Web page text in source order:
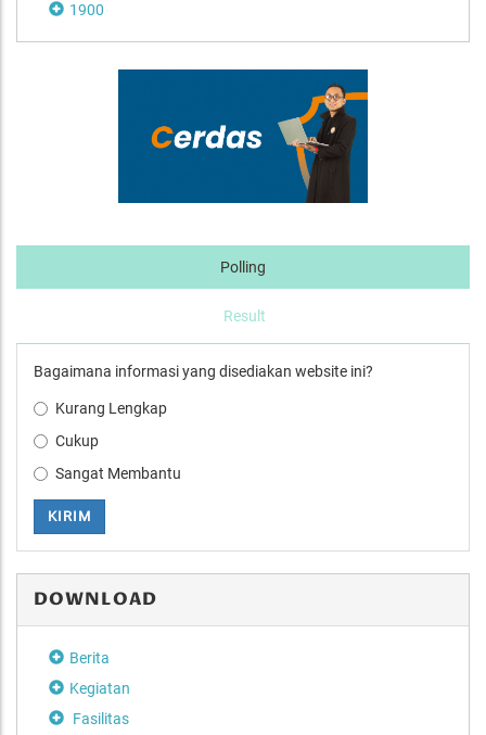
1900
Polling
Result
Bagaimana informasi yang disediakan website ini?
Kurang Lengkap
Cukup
Sangat Membantu
KIRIM
DOWNLOAD
Berita
Kegiatan
Fasilitas